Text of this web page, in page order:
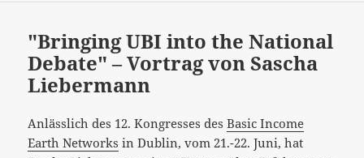
"Bringing UBI into the National
Debate" – Vortrag von Sascha
Liebermann
Anlässlich des 12. Kongresses desBasic Income
Earth Networks in Dublin, vom 21.-22. Juni, hat